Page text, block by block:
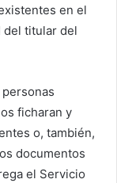
en el
del titular del
ficharan y
o, también,
documentos
el Servicio